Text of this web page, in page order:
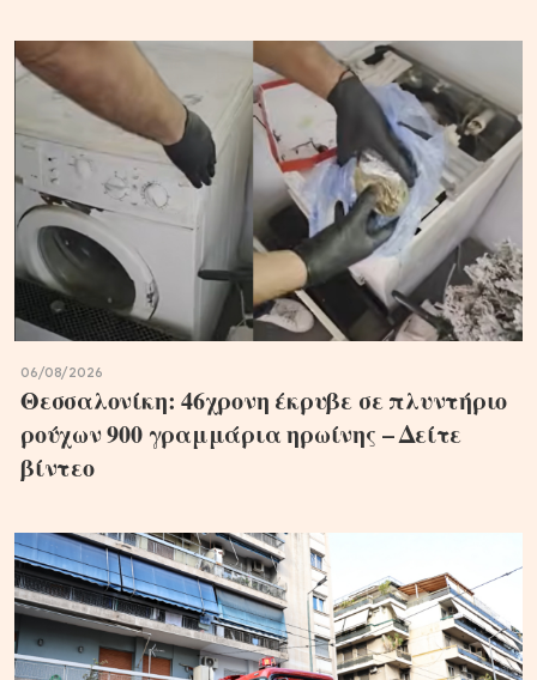
06/08/2026
Θεσσαλονίκη: 46χρονη έκρυβε σε πλυντήριο
ρούχων 900 γραμμάρια ηρωίνης – Δείτε
βίντεο